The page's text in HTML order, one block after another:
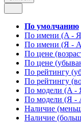
По умолчанию
По имени (A -
По имени (Я -
По цене
По цене
По рейтингу
По рейтингу
По модели (A -
По модели (Я -
Наличие
Наличие